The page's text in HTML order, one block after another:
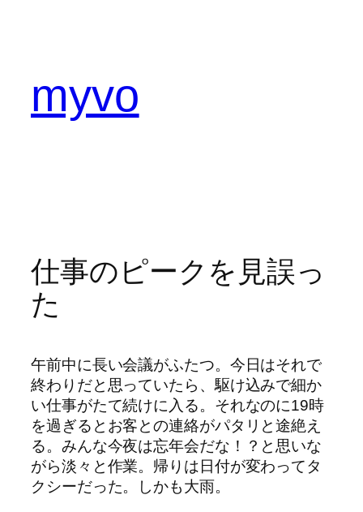
myvo
仕事のピークを見誤っ
た
午前中に長い会議がふたつ。今日はそれで
終わりだと思っていたら、駆け込みで細か
い仕事がたて続けに入る。それなのに19時
を過ぎるとお客との連絡がパタリと途絶え
る。みんな今夜は忘年会だな！？と思いな
がら淡々と作業。帰りは日付が変わってタ
クシーだった。しかも大雨。